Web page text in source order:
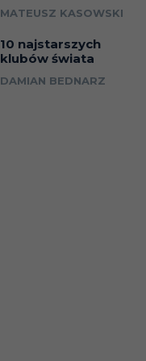
MATEUSZ KASOWSKI
10 najstarszych
klubów świata
DAMIAN BEDNARZ